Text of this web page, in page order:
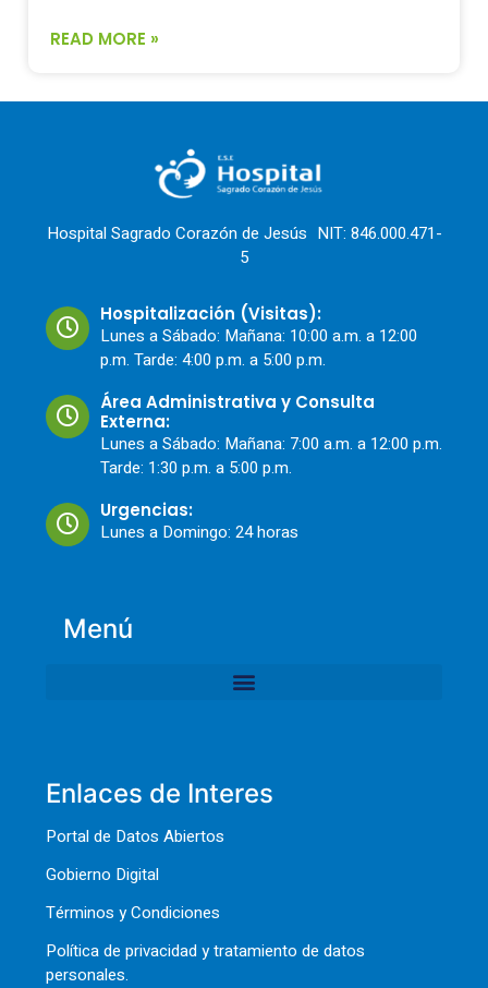
READ MORE »
Hospital Sagrado Corazón de Jesús NIT: 846.000.471-
5
Hospitalización (Visitas):
Lunes a Sábado: Mañana: 10:00 a.m. a 12:00
p.m. Tarde: 4:00 p.m. a 5:00 p.m.
Área Administrativa y Consulta
Externa:
Lunes a Sábado: Mañana: 7:00 a.m. a 12:00 p.m.
Tarde: 1:30 p.m. a 5:00 p.m.
Urgencias:
Lunes a Domingo: 24 horas
Menú
Enlaces de Interes
Portal de Datos Abiertos
Gobierno Digital
Términos y Condiciones
Política de privacidad y tratamiento de datos
personales.